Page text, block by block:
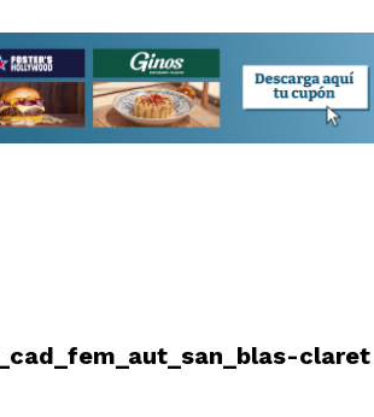
claret